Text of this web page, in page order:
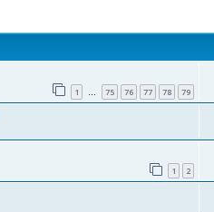
1 … 75 76 77 78 79
1 2